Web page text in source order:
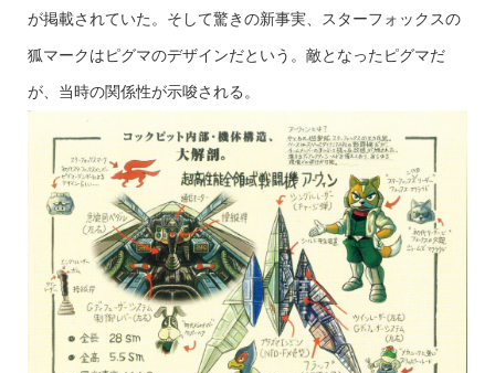
が掲載されていた。そして驚きの新事実、スターフォックスの
狐マークはピグマのデザインだという。敵となったピグマだ
が、当時の関係性が示唆される。